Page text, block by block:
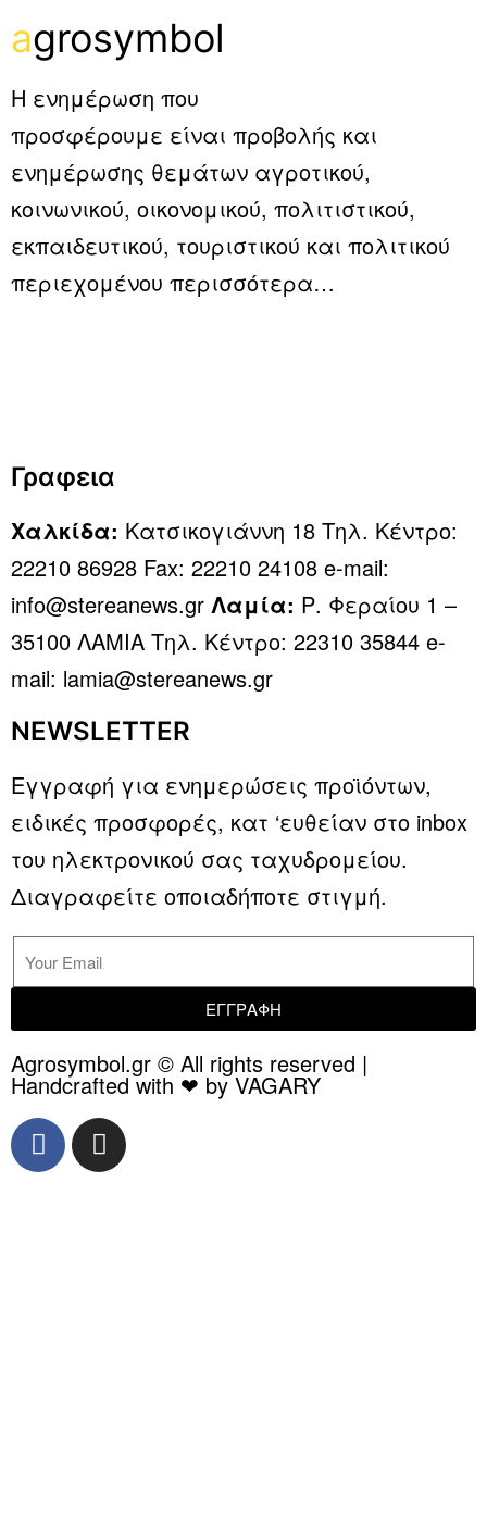
agrosymbol
Η ενημέρωση που
προσφέρουμε είναι προβολής και
ενημέρωσης θεμάτων αγροτικού,
κοινωνικού, οικονομικού, πολιτιστικού,
εκπαιδευτικού, τουριστικού και πολιτικού
περιεχομένου περισσότερα…
Γραφεια
Χαλκίδα: Κατσικογιάννη 18 Τηλ. Κέντρο:
22210 86928 Fax: 22210 24108 e-mail:
info@stereanews.gr Λαμία: Ρ. Φεραίου 1 –
35100 ΛΑΜΙΑ Τηλ. Κέντρο: 22310 35844 e-
mail: lamia@stereanews.gr
NEWSLETTER
Εγγραφή για ενημερώσεις προϊόντων,
ειδικές προσφορές, κατ ‘ευθείαν στο inbox
του ηλεκτρονικού σας ταχυδρομείου.
Διαγραφείτε οποιαδήποτε στιγμή.
ΕΓΓΡΑΦΗ
Agrosymbol.gr © All rights reserved |
Handcrafted with ❤ by VAGARY